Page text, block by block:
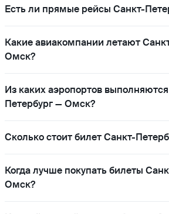
Есть ли прямые рейсы Санкт-
Какие авиакомпании летают
Омск?
Из каких аэропортов
Петербург — Омск?
Сколько стоит билет Санкт-
Когда лучше покупать билеты
Омск?